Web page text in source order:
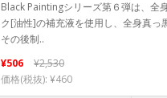
Black Paintingシリーズ第６弾は、全
ク[油性]の補充液を使用し、全身真っ
その後制..
¥506
¥2,530
価格(税抜): ¥460